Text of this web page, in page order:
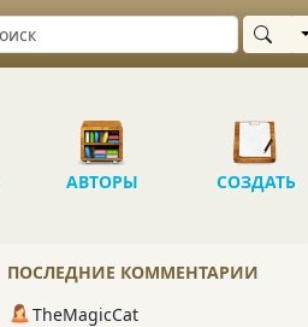
АВТОРЫ СОЗДАТЬ
ПОСЛЕДНИЕ КОММЕНТАРИИ
TheMagicCat